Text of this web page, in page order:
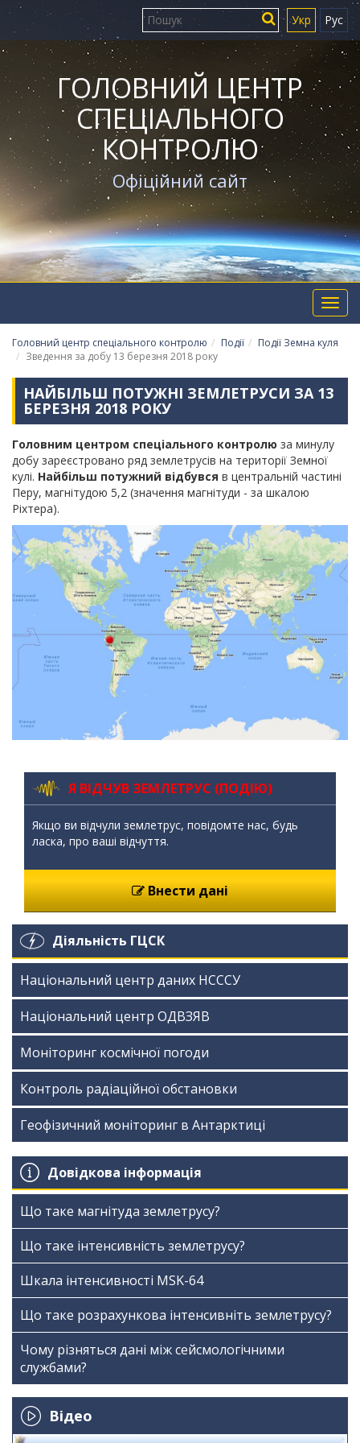
Укр Рус
ГОЛОВНИЙ ЦЕНТР
СПЕЦІАЛЬНОГО
КОНТРОЛЮ
Офіційний сайт
Головний центр спеціального контролю Події
Події Земна куля
Зведення за добу 13 березня 2018 року
НАЙБІЛЬШ ПОТУЖНІ ЗЕМЛЕТРУСИ ЗА 13
БЕРЕЗНЯ 2018 РОКУ
Головним центром спеціального контролю за минулу
добу зареєстровано ряд землетрусів на території Земної
кулі. Найбільш потужний відбувся в центральній частині
Перу, магнітудою 5,2 (значення магнітуди - за шкалою
Ріхтера).
Я ВІДЧУВ ЗЕМЛЕТРУС (ПОДІЮ)
Якщо ви відчули землетрус, повідомте нас, будь
ласка, про ваші відчуття.
Внести дані
Діяльність ГЦСК
Національний центр даних НСССУ
Національний центр ОДВЗЯВ
Моніторинг космічної погоди
Контроль радіаційної обстановки
Геофізичний моніторинг в Антарктиці
Довідкова інформація
Що таке магнітуда землетрусу?
Що таке інтенсивність землетрусу?
Шкала інтенсивності МSK-64
Що таке розрахункова інтенсивніть землетрусу?
Чому різняться дані між сейсмологічними
службами?
Відео